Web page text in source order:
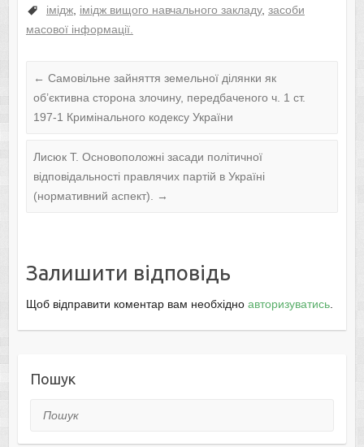
імідж, імідж вищого навчального закладу, засоби
масової інформації.
← Самовільне зайняття земельної ділянки як
об’єктивна сторона злочину, передбаченого ч. 1 ст.
197-1 Кримінального кодексу України
Лисюк Т. Основоположні засади політичної
відповідальності правлячих партій в Україні
(нормативний аспект). →
Залишити відповідь
Щоб відправити коментар вам необхідно авторизуватись.
Пошук
Пошук